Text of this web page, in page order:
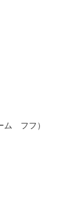
ム フフ）